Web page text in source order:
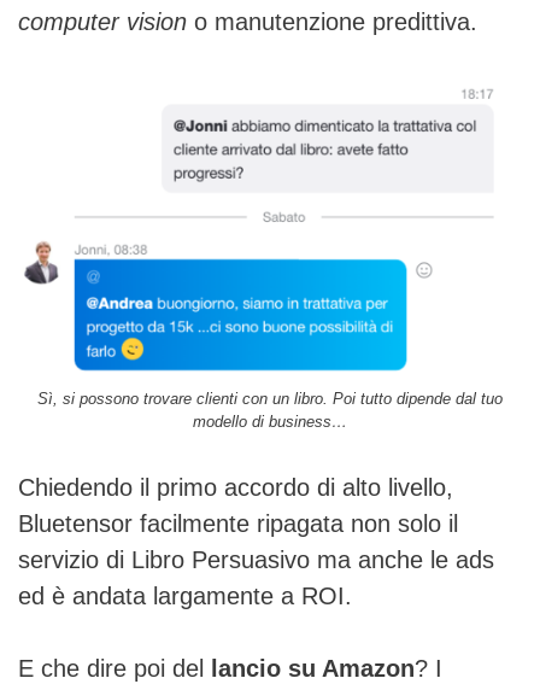
computer vision o manutenzione predittiva.
Sì, si possono trovare clienti con un libro. Poi tutto dipende dal tuo
modello di business…
Chiedendo il primo accordo di alto livello,
Bluetensor facilmente ripagata non solo il
servizio di Libro Persuasivo ma anche le ads
ed è andata largamente a ROI.
E che dire poi del lancio su Amazon? I